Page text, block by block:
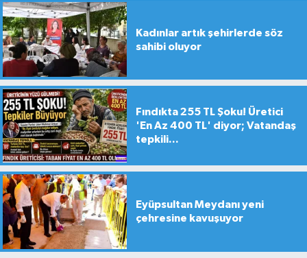
Kadınlar artık şehirlerde söz
sahibi oluyor
Fındıkta 255 TL Şoku! Üretici
'En Az 400 TL' diyor; Vatandaş
tepkili...
Eyüpsultan Meydanı yeni
çehresine kavuşuyor